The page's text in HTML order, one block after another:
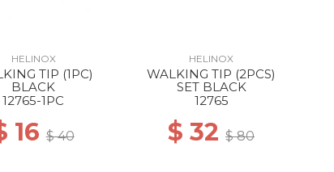
HELINOX
TIP (1PC)
BLACK
12765-1PC
16$ 40
HELINOX
WALKING TIP (2PCS)
SET BLACK
12765
$ 32$ 80